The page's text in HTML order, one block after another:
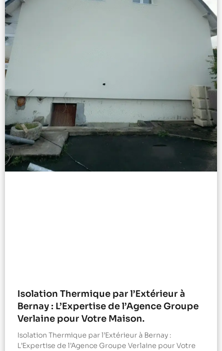
Isolation Thermique par l’Extérieur à
Bernay : L’Expertise de l’Agence Groupe
Verlaine pour Votre Maison.
Isolation Thermique par l’Extérieur à Bernay :
L’Expertise de l’Agence Groupe Verlaine pour Votre